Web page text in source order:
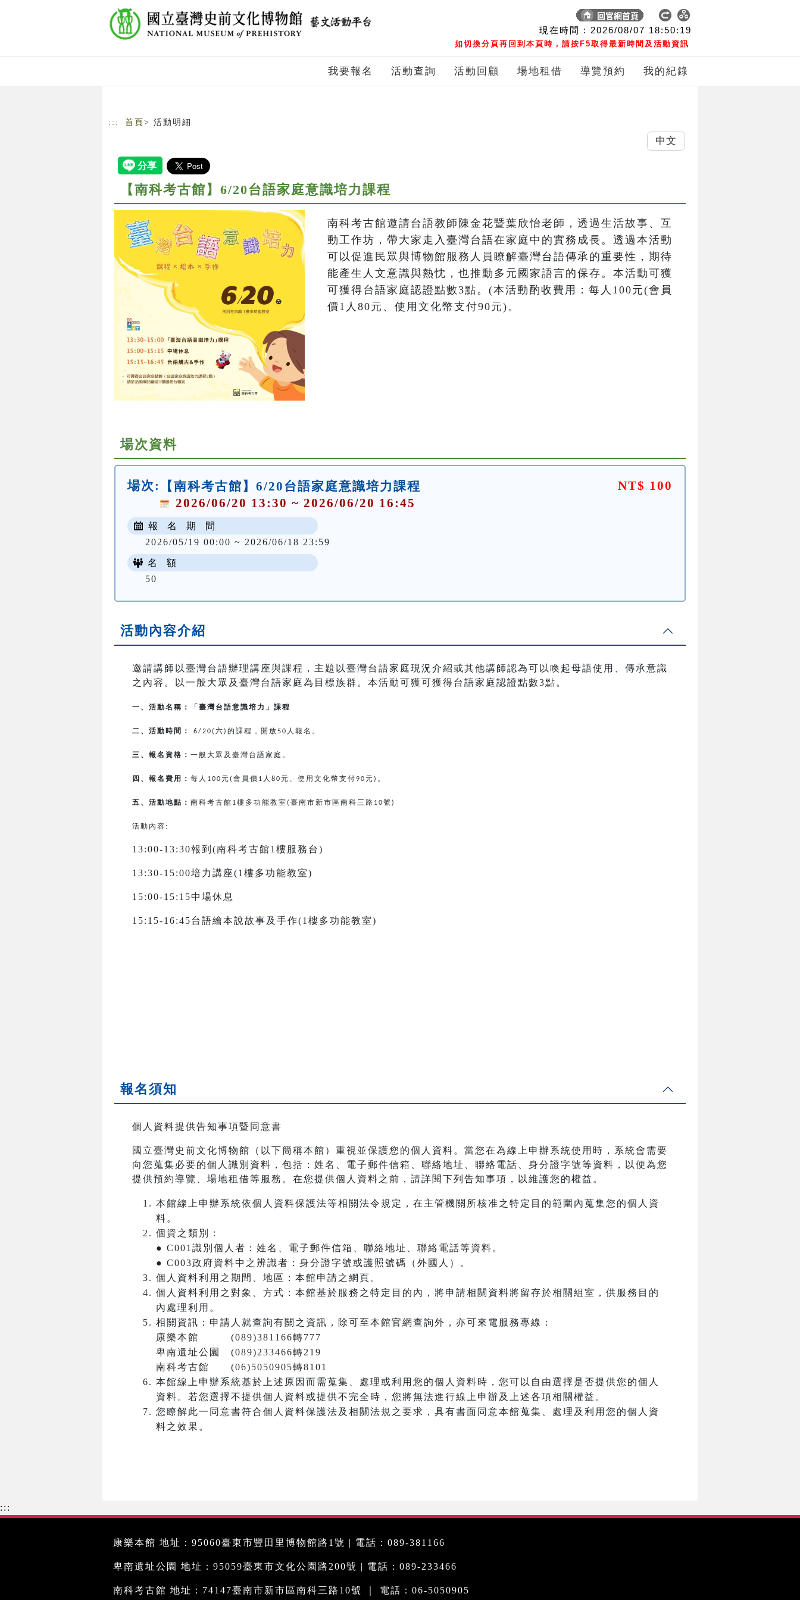
現在時間 : 2026/08/07 18:50:19
如切換分頁再回到本頁時，請按F5取得最新時間及活動資訊
我要報名 活動查詢 活動回顧 場地租借 導覽預約 我的紀錄
::: 首頁 > 活動明細
【南科考古館】6/20台語家庭意識培力課程
南科考古館邀請台語教師陳金花暨葉欣怡老師，透過生活故事、互
動工作坊，帶大家走入臺灣台語在家庭中的實務成長。透過本活動
可以促進民眾與博物館服務人員瞭解臺灣台語傳承的重要性，期待
能產生人文意識與熱忱，也推動多元國家語言的保存。本活動可獲
可獲得台語家庭認證點數3點。(本活動酌收費用：每人100元(會員
價1人80元、使用文化幣支付90元)。
場次資料
場次:
【南科考古館】6/20台語家庭意識培力課程
2026/06/20 13:30 ~ 2026/06/20 16:45
NT$ 100
報 名 期 間
2026/05/19 00:00 ~ 2026/06/18 23:59
名 額
50
活動內容介紹
邀請講師以臺灣台語辦理講座與課程，主題以臺灣台語家庭現況介紹或其他講師認為可以喚起母語使用、傳承意識
之內容。以一般大眾及臺灣台語家庭為目標族群。本活動可獲可獲得台語家庭認證點數3點。
一、活動名稱：「臺灣台語意識培力」課程
二、活動時間： 6/20( 六 ) 的課程，開放50 人報名。
三、報名資格： 一般大眾及臺灣台語家庭。
四、報名費用： 每人 100元( 會員價 1 人 80元、使用文化幣支付90元 ) 。
五、活動地點： 南科考古館 1樓多功能教室( 臺南市新市區南科三路 10號 )
活動內容:
13:00-13:30報到(南科考古館1樓服務台)
13:30-15:00培力講座(1樓多功能教室)
15:00-15:15中場休息
15:15-16:45台語繪本說故事及手作(1樓多功能教室)
報名須知
個人資料提供告知事項暨同意書
國立臺灣史前文化博物館（以下簡稱本館）重視並保護您的個人資料。當您在為線上申辦系統使用時，系統會需要
向您蒐集必要的個人識別資料，包括：姓名、電子郵件信箱、聯絡地址、聯絡電話、身分證字號等資料，以便為您
提供預約導覽、場地租借等服務。在您提供個人資料之前，請詳閱下列告知事項，以維護您的權益。
本館線上申辦系統依個人資料保護法等相關法令規定，在主管機關所核准之特定目的範圍內蒐集您的個人資
料。
個資之類別：
● C001識別個人者：姓名、電子郵件信箱、聯絡地址、聯絡電話等資料。
● C003政府資料中之辨識者：身分證字號或護照號碼（外國人）。
個人資料利用之期間、地區：本館申請之網頁。
個人資料利用之對象、方式：本館基於服務之特定目的內，將申請相關資料將留存於相關組室，供服務目的
內處理利用。
相關資訊：申請人就查詢有關之資訊，除可至本館官網查詢外，亦可來電服務專線：
康樂本館 (089)381166轉777
卑南遺址公園 (089)233466轉219
南科考古館 (06)5050905轉8101
本館線上申辦系統基於上述原因而需蒐集、處理或利用您的個人資料時，您可以自由選擇是否提供您的個人
資料。若您選擇不提供個人資料或提供不完全時，您將無法進行線上申辦及上述各項相關權益。
您瞭解此一同意書符合個人資料保護法及相關法規之要求，具有書面同意本館蒐集、處理及利用您的個人資
料之效果。
:::
康樂本館 地址：95060臺東市豐田里博物館路1號 | 電話：089-381166
卑南遺址公園 地址：95059臺東市文化公園路200號 | 電話：089-233466
南科考古館 地址：74147臺南市新市區南科三路10號 ｜ 電話：06-5050905